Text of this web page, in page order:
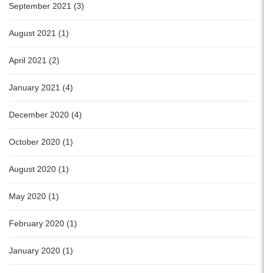
September 2021 (3)
August 2021 (1)
April 2021 (2)
January 2021 (4)
December 2020 (4)
October 2020 (1)
August 2020 (1)
May 2020 (1)
February 2020 (1)
January 2020 (1)